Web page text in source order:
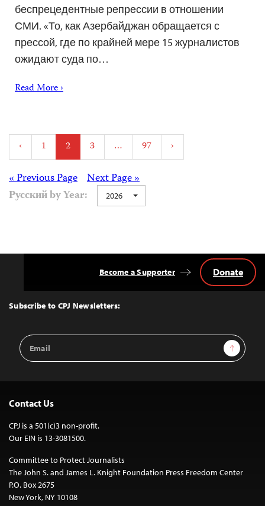
беспрецедентные репрессии в отношении
СМИ. «То, как Азербайджан обращается с
прессой, где по крайней мере 15 журналистов
ожидают суда по…
Read More ›
Posts
pagination
‹ 1 2 3 … 97 ›
Posts
navigation
Next Page »
« Previous Page
Русский by Year:
2026
Top
Subscribe to CPJ Newsletters:
Email
Address
Sign Up
Become a Supporter Donate
Contact Us
CPJ is a 501(c)3 non-profit.
Our EIN is 13-3081500.
Committee to Protect Journalists
The John S. and James L. Knight Foundation Press Freedom Center
P.O. Box 2675
New York, NY 10108